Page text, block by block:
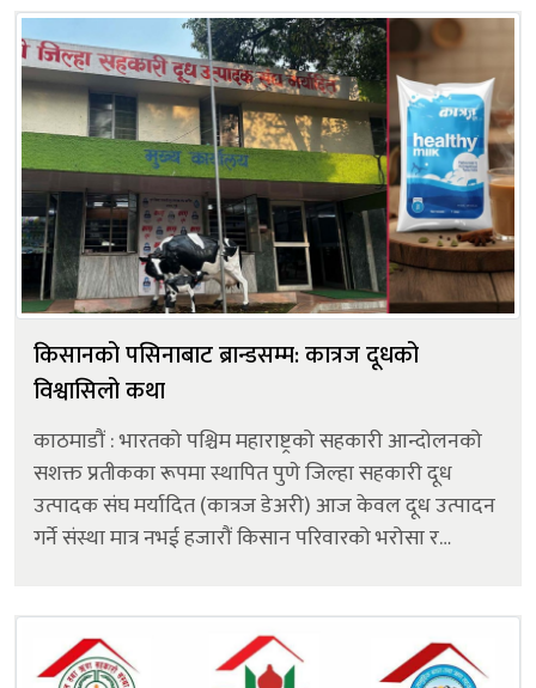
किसानको पसिनाबाट ब्रान्डसम्म: कात्रज दूधको
विश्वासिलो कथा
काठमाडौं : भारतको पश्चिम महाराष्ट्रको सहकारी आन्दोलनको
सशक्त प्रतीकका रूपमा स्थापित पुणे जिल्हा सहकारी दूध
उत्पादक संघ मर्यादित (कात्रज डेअरी) आज केवल दूध उत्पादन
गर्ने संस्था मात्र नभई हजारौं किसान परिवारको भरोसा र